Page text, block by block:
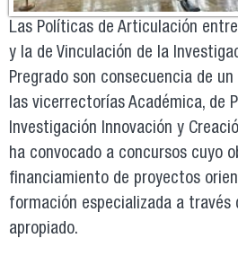
Las Políticas de Articulación
y la de Vinculación de la
Pregrado son consecuencia de
las vicerrectorías Académica, de
Investigación Innovación y
ha convocado a concursos cuyo
financiamiento de proyectos
formación especializada a través
apropiado.